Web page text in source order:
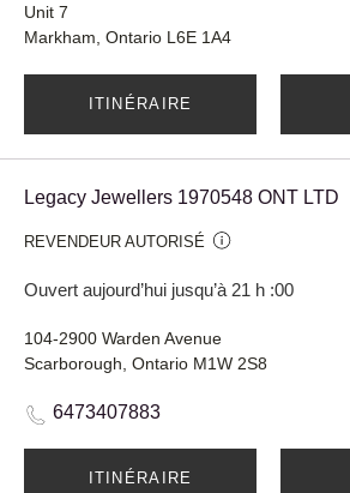
Unit 7
Markham, Ontario L6E 1A4
ITINÉRAIRE
Legacy Jewellers 1970548 ONT LTD
REVENDEUR AUTORISÉ
Ouvert aujourd’hui jusqu’à 21 h :00
104-2900 Warden Avenue
Scarborough, Ontario M1W 2S8
6473407883
ITINÉRAIRE